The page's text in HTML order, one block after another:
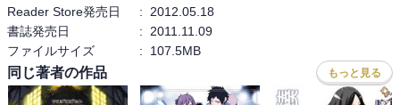
Reader Store発売日
:
2012.05.18
書誌発売日
:
2011.11.09
ファイルサイズ
: 107.5MB
同じ著者の作品 もっと見る